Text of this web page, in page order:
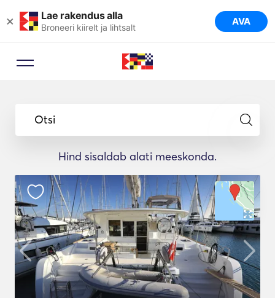
× Lae rakendus alla
Broneeri kiirelt ja lihtsalt AVA
Otsi
Hind sisaldab alati meeskonda.